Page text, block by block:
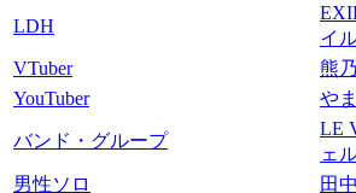
LDH
イ
VTuber
熊
YouTuber
や
バンド・グループ
LE
ェ
男性ソロ
田